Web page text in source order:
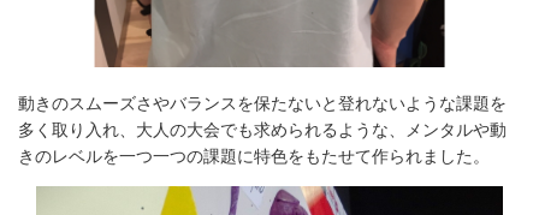
動きのスムーズさやバランスを保たないと登れないような課題を
多く取り入れ、大人の大会でも求められるような、メンタルや動
きのレベルを一つ一つの課題に特色をもたせて作られました。